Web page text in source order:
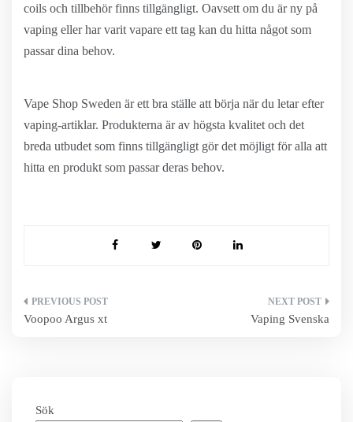
coils och tillbehör finns tillgängligt. Oavsett om du är ny på
vaping eller har varit vapare ett tag kan du hitta något som
passar dina behov.
Vape Shop Sweden är ett bra ställe att börja när du letar efter
vaping-artiklar. Produkterna är av högsta kvalitet och det
breda utbudet som finns tillgängligt gör det möjligt för alla att
hitta en produkt som passar deras behov.
Inläggsnavigering
Voopoo Argus xt Vaping Svenska
Sök